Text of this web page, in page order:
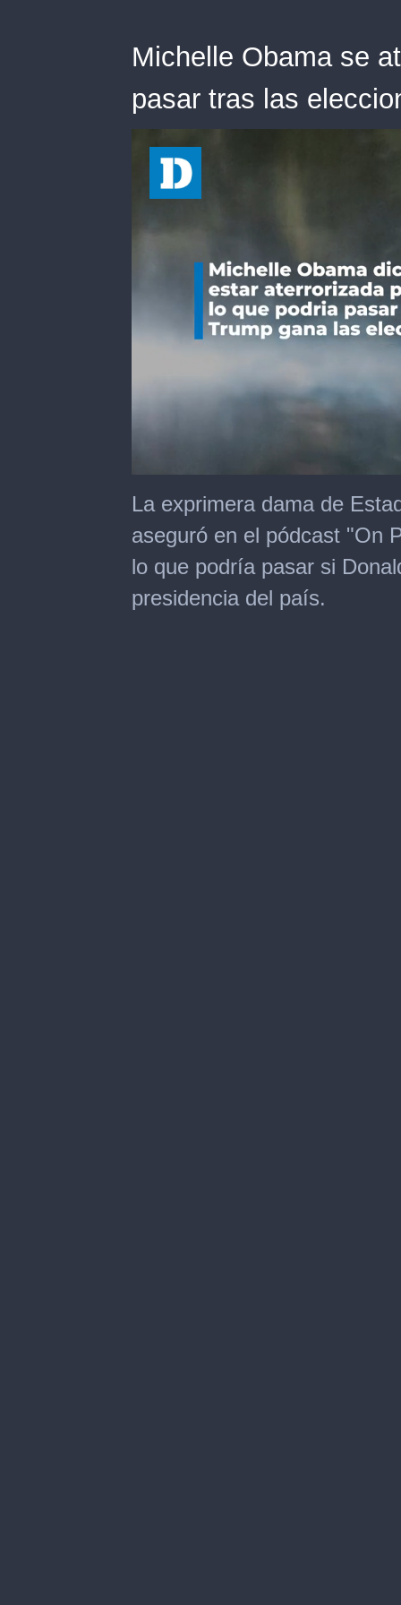
Michelle Obama se
pasar tras las
of
2
8
seconds
La exprimera dama de
aseguró en el pódcast "On
lo que podría pasar si
presidencia del país.